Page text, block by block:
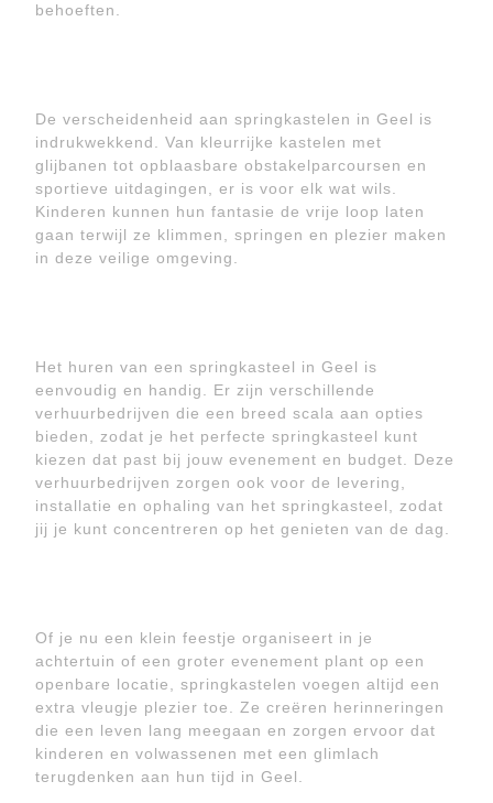
behoeften.
De verscheidenheid aan springkastelen in Geel is
indrukwekkend. Van kleurrijke kastelen met
glijbanen tot opblaasbare obstakelparcoursen en
sportieve uitdagingen, er is voor elk wat wils.
Kinderen kunnen hun fantasie de vrije loop laten
gaan terwijl ze klimmen, springen en plezier maken
in deze veilige omgeving.
Het huren van een springkasteel in Geel is
eenvoudig en handig. Er zijn verschillende
verhuurbedrijven die een breed scala aan opties
bieden, zodat je het perfecte springkasteel kunt
kiezen dat past bij jouw evenement en budget. Deze
verhuurbedrijven zorgen ook voor de levering,
installatie en ophaling van het springkasteel, zodat
jij je kunt concentreren op het genieten van de dag.
Of je nu een klein feestje organiseert in je
achtertuin of een groter evenement plant op een
openbare locatie, springkastelen voegen altijd een
extra vleugje plezier toe. Ze creëren herinneringen
die een leven lang meegaan en zorgen ervoor dat
kinderen en volwassenen met een glimlach
terugdenken aan hun tijd in Geel.